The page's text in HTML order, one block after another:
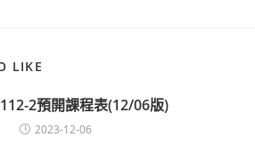
LIKE
2預開課程表(12/06版)
2023-12-06